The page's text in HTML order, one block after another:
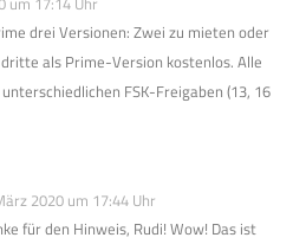
drei Versionen: Zwei zu mieten oder
dritte als Prime-Version kostenlos. Alle
FSK-Freigaben (13, 16
2020 um 17:44 Uhr
für den Hinweis, Rudi! Wow! Das ist